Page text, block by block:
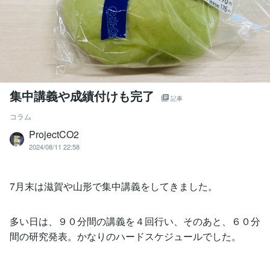
集中講義や成績付けも完了 記事
コラム
ProjectCO2
2024/08/11 22:58
7月末は滋賀や山形で集中講義をしてきました。
多い日は、９０分間の講義を４回行い、そのあと、６０分
間の研究発表。かなりのハードスケジュールでした。